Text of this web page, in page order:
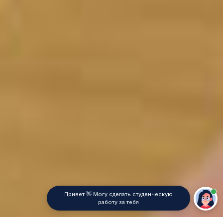
Привет 👋 Могу сделать студенческую
работу за тебя